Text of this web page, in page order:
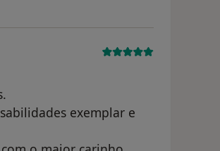
exemplar e